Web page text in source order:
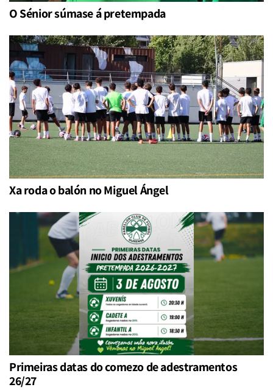
O Sénior súmase á pretempada
Xa roda o balón no Miguel Ángel
Primeiras datas do comezo de adestramentos
26/27